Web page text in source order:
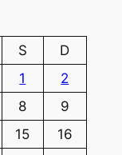
S
D
1
2
8
9
15
16